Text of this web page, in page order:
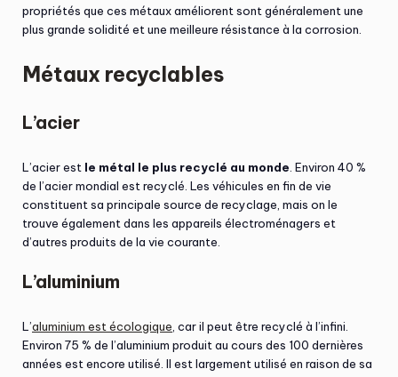
propriétés que ces métaux améliorent sont généralement une
plus grande solidité et une meilleure résistance à la corrosion.
Métaux recyclables
L’acier
L’acier est le métal le plus recyclé au monde . Environ 40 %
de l’acier mondial est recyclé. Les véhicules en fin de vie
constituent sa principale source de recyclage, mais on le
trouve également dans les appareils électroménagers et
d’autres produits de la vie courante.
L’aluminium
L’aluminium est écologique , car il peut être recyclé à l’infini.
Environ 75 % de l’aluminium produit au cours des 100 dernières
années est encore utilisé. Il est largement utilisé en raison de sa